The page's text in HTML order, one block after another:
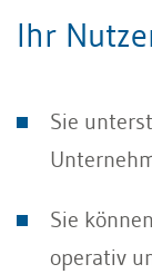
Ihr
Sie
Sie
operativ